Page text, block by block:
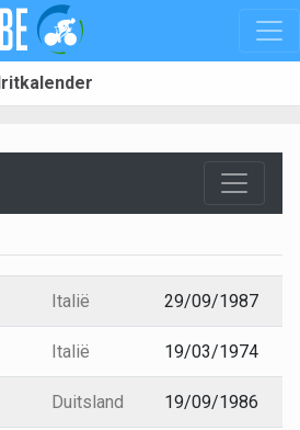
Italië 29/09/1987
Italië 19/03/1974
Duitsland 19/09/1986